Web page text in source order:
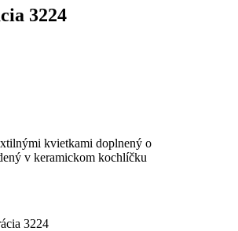
3224
kvietkami doplnený o
v keramickom kochlíčku
3224